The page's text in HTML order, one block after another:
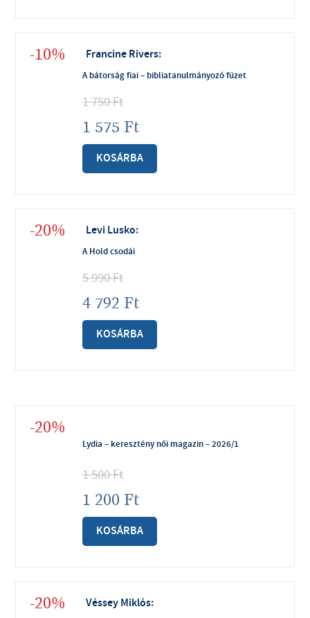
-10% Francine Rivers:
A bátorság fiai – bibliatanulmányozó füzet
1 750Ft
1 575 Ft
KOSÁRBA
-20% Levi Lusko:
A Hold csodái
5 990Ft
4 792 Ft
KOSÁRBA
-20%
Lydia – keresztény női magazin – 2026/1
1 500Ft
1 200 Ft
KOSÁRBA
-20% Véssey Miklós: